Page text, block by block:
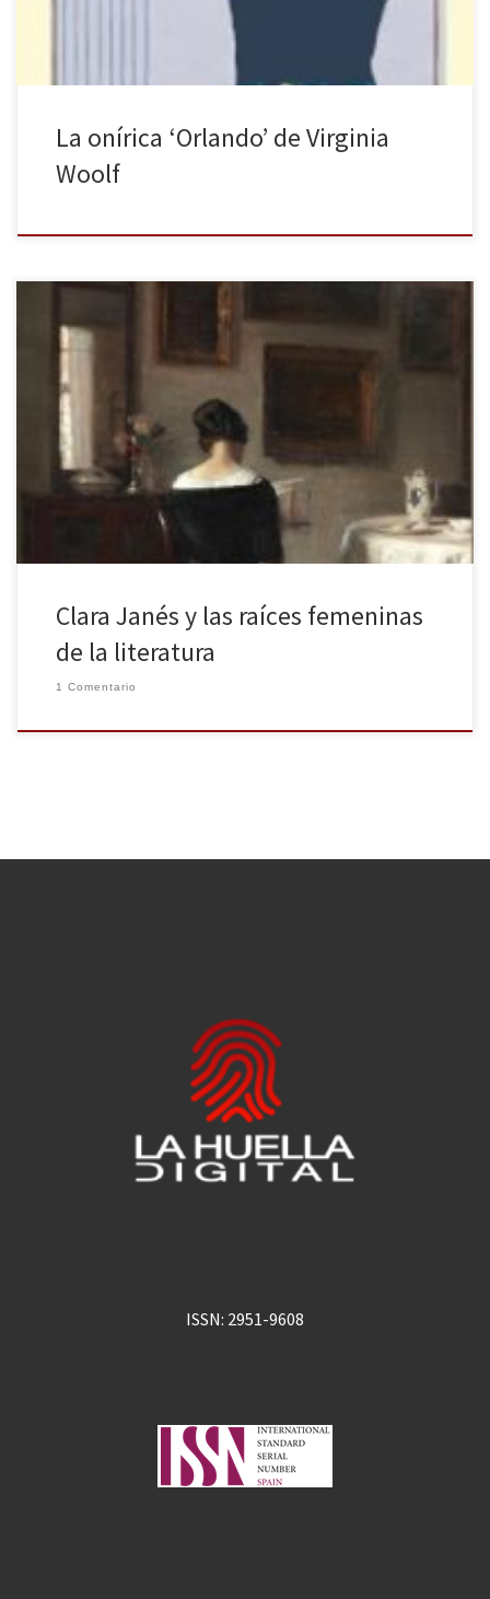
La onírica ‘Orlando’ de Virginia
Woolf
En Guardar la casa y cerrar la boca, editado por Siruela, la poetisa
Clara Janés nos guía en un recorrido histórico en busca de las
mejores voces femeninas de todas las culturas, de todos los
tiempos. Este 8 de marzo es la ocasión perfecta para cavar hasta
dejar al descubierto […]
Clara Janés y las raíces femeninas
de la literatura
1 Comentario
ISSN: 2951-9608